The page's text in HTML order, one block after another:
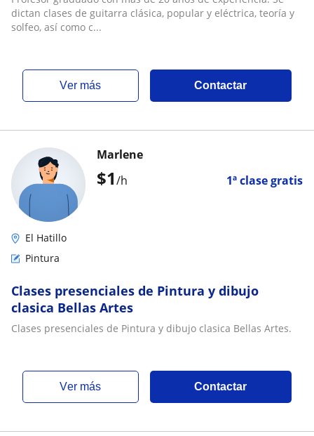
dictan clases de guitarra clásica, popular y eléctrica, teoría y
solfeo, así como c...
ver más Contactar
$1/h 1ª clase gratis
Marlene
El Hatillo
Pintura
Clases presenciales de Pintura y dibujo
clasica Bellas Artes
Clases presenciales de Pintura y dibujo clasica Bellas Artes.
ver más Contactar